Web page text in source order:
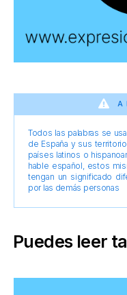
Todos las palabras se
de España y sus
países latinos o
hable español, estos
tengan un significado
por las demás personas
Puedes leer